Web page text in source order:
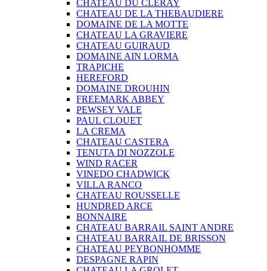
CHATEAU DU CLERAY
CHATEAU DE LA THEBAUDIERE
DOMAINE DE LA MOTTE
CHATEAU LA GRAVIERE
CHATEAU GUIRAUD
DOMAINE AIN LORMA
TRAPICHE
HEREFORD
DOMAINE DROUHIN
FREEMARK ABBEY
PEWSEY VALE
PAUL CLOUET
LA CREMA
CHATEAU CASTERA
TENUTA DI NOZZOLE
WIND RACER
VINEDO CHADWICK
VILLA RANCO
CHATEAU ROUSSELLE
HUNDRED ARCE
BONNAIRE
CHATEAU BARRAIL SAINT ANDRE
CHATEAU BARRAIL DE BRISSON
CHATEAU PEYBONHOMME
DESPAGNE RAPIN